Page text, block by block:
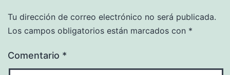
Tu dirección de correo electrónico no será publicada.
Los campos obligatorios están marcados con *
Comentario *